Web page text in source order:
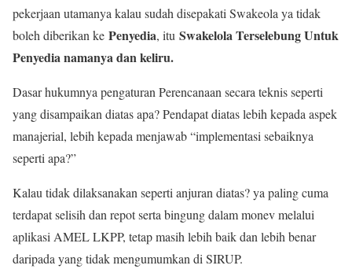
pekerjaan utamanya kalau sudah disepakati Swakeola ya tidak
boleh diberikan ke Penyedia, itu Swakelola Terselebung Untuk
Penyedia namanya dan keliru.
Dasar hukumnya pengaturan Perencanaan secara teknis seperti
yang disampaikan diatas apa? Pendapat diatas lebih kepada aspek
manajerial, lebih kepada menjawab “implementasi sebaiknya
seperti apa?”
Kalau tidak dilaksanakan seperti anjuran diatas? ya paling cuma
terdapat selisih dan repot serta bingung dalam monev melalui
aplikasi AMEL LKPP, tetap masih lebih baik dan lebih benar
daripada yang tidak mengumumkan di SIRUP.